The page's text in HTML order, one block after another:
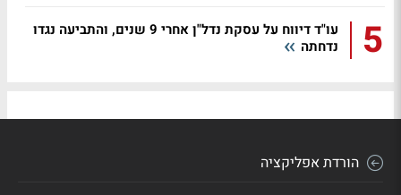
5
עו"ד דיווח על עסקת נדל"ן אחרי 9 שנים, והתביעה נגדו
נדחתה
הורדת אפליקציה